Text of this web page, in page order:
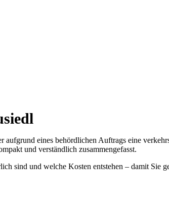
eines behördlichen Auftrags eine
und verständlich zusammengefasst.
sind und welche Kosten entstehen – damit Sie